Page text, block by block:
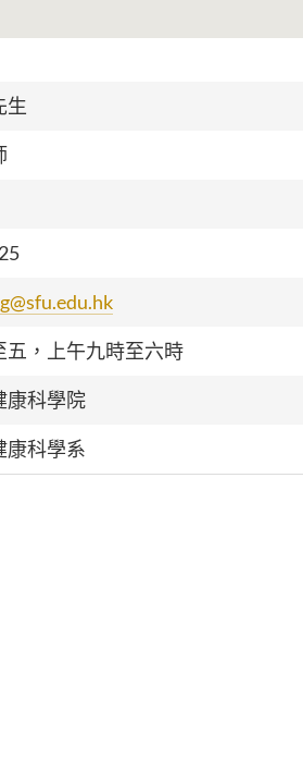
生
五，上午九時至六時
康科學院
康科學系